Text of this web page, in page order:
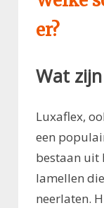
er?
Wat
Luxaflex,
een
bestaan uit
lamellen
neerlaten.